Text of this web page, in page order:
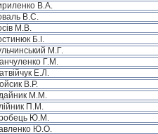
В.А.
В.С.
М.В.
Б.І.
М.Г.
Г.М.
Е.Л.
В.Р.
М.М.
П.М.
Ю.М.
Ю.О.